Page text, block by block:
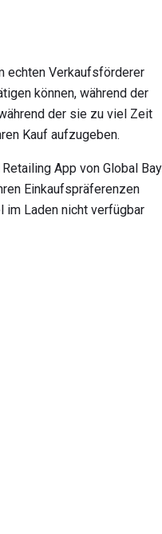
echten Verkaufsförderer
können, während der
der sie zu viel Zeit
Kauf aufzugeben.
App von Global Bay
Einkaufspräferenzen
im Laden nicht verfügbar